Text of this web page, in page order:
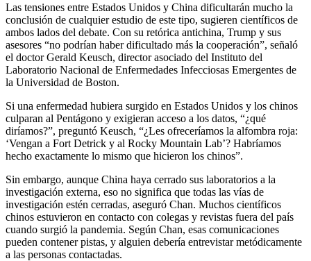
Las tensiones entre Estados Unidos y China dificultarán mucho la
conclusión de cualquier estudio de este tipo, sugieren científicos de
ambos lados del debate. Con su retórica antichina, Trump y sus
asesores “no podrían haber dificultado más la cooperación”, señaló
el doctor Gerald Keusch, director asociado del Instituto del
Laboratorio Nacional de Enfermedades Infecciosas Emergentes de
la Universidad de Boston.
Si una enfermedad hubiera surgido en Estados Unidos y los chinos
culparan al Pentágono y exigieran acceso a los datos, “¿qué
diríamos?”, preguntó Keusch, “¿Les ofreceríamos la alfombra roja:
‘Vengan a Fort Detrick y al Rocky Mountain Lab’? Habríamos
hecho exactamente lo mismo que hicieron los chinos”.
Sin embargo, aunque China haya cerrado sus laboratorios a la
investigación externa, eso no significa que todas las vías de
investigación estén cerradas, aseguró Chan. Muchos científicos
chinos estuvieron en contacto con colegas y revistas fuera del país
cuando surgió la pandemia. Según Chan, esas comunicaciones
pueden contener pistas, y alguien debería entrevistar metódicamente
a las personas contactadas.